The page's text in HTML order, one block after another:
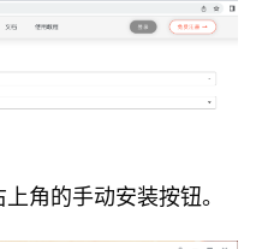
角的手动安装按钮。